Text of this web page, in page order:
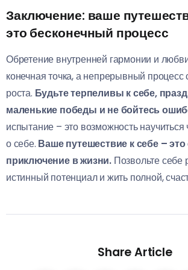
Заключение: ваше
это бесконечный процесс
Обретение внутренней гармонии и
конечная точка, а непрерывный
роста. Будьте терпеливы к себе,
маленькие победы и не бойтесь
испытание – это возможность
о себе. Ваше путешествие к себе –
приключение в жизни. Позвольте себе
истинный потенциал и жить полной,
Share Article